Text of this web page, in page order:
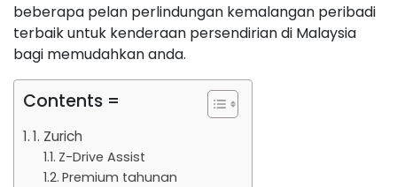
beberapa pelan perlindungan kemalangan peribadi
terbaik untuk kenderaan persendirian di Malaysia
bagi memudahkan anda.
Contents =
1. Zurich
Z-Drive Assist
Premium tahunan